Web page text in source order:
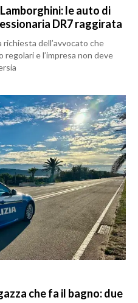
le auto di
DR7 raggirata
richiesta dell’avvocato che
regolari e l’impresa non deve
che fa il bagno: due